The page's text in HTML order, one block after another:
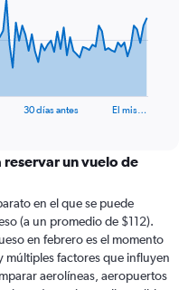
30 días antes El mis…
reservar un vuelo de
en el que se puede
(a un promedio de $112).
en febrero es el momento
múltiples factores que influyen
aerolíneas, aeropuertos